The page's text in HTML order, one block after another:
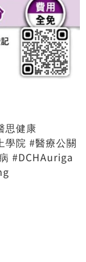
思健康
學院 #醫療公關
#DCHAuriga